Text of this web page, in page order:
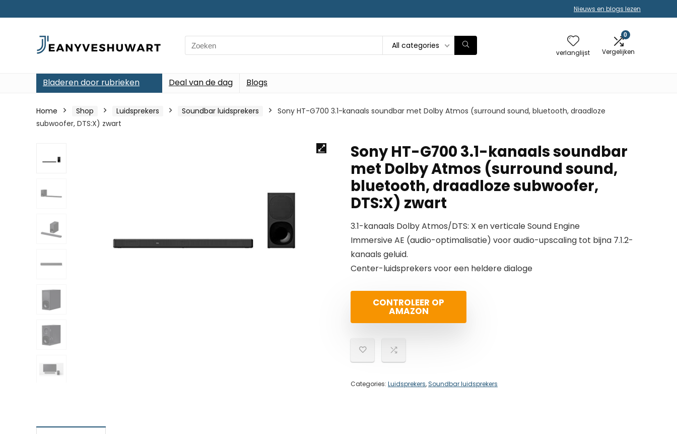
Nieuws en blogs lezen
Search
for:
All categories
verlanglijst
0
Vergelijken
Bladeren door rubrieken Deal van de dag Blogs
Home Shop Luidsprekers Soundbar luidsprekers
Sony HT-G700 3.1-kanaals soundbar met Dolby Atmos (surround sound, bluetooth, draadloze
subwoofer, DTS:X) zwart
Sony HT-G700 3.1-kanaals soundbar
met Dolby Atmos (surround sound,
bluetooth, draadloze subwoofer,
DTS:X) zwart
3.1-kanaals Dolby Atmos/DTS: X en verticale Sound Engine
Immersive AE (audio-optimalisatie) voor audio-upscaling tot bijna 7.1.2-
kanaals geluid.
Center-luidsprekers voor een heldere dialoge
CONTROLEER OP
AMAZON
Categories: Luidsprekers,Soundbar luidsprekers